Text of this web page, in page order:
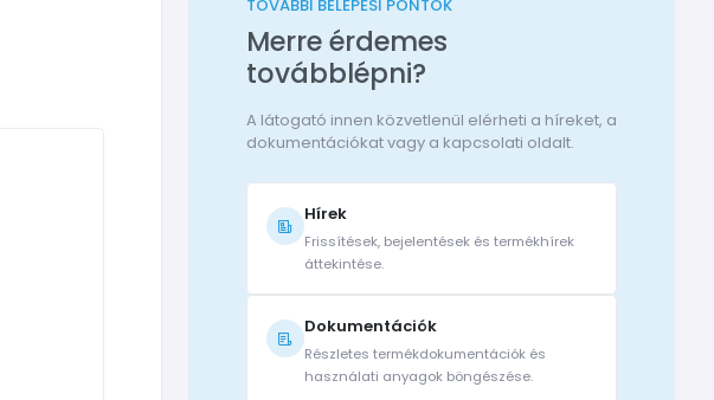
TOVÁBBI BELÉPÉSI PONTOK
Merre érdemes
továbblépni?
A látogató innen közvetlenül elérheti a híreket, a
dokumentációkat vagy a kapcsolati oldalt.
Hírek
Frissítések, bejelentések és termékhírek
áttekintése.
Dokumentációk
Részletes termékdokumentációk és
használati anyagok böngészése.